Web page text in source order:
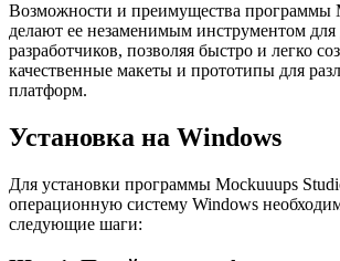
Возможности и преимущества программы
делают ее незаменимым инструментом для
разработчиков, позволяя быстро и легко
качественные макеты и прототипы для
платформ.
Установка на Windows
Для установки программы Mockuuups
операционную систему Windows
следующие шаги: